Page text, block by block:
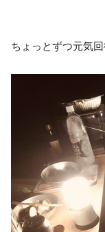
ちょっとずつ元気